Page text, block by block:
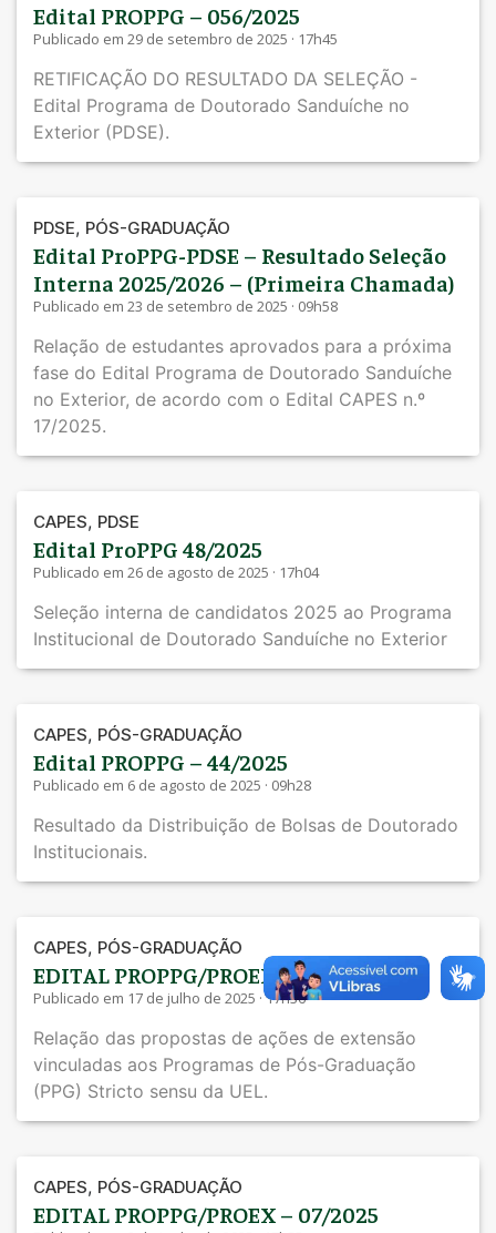
Edital PROPPG – 056/2025
Publicado em 29 de setembro de 2025 · 17h45
RETIFICAÇÃO DO RESULTADO DA SELEÇÃO -
Edital Programa de Doutorado Sanduíche no
Exterior (PDSE).
PDSE, PÓS-GRADUAÇÃO
Edital ProPPG-PDSE – Resultado Seleção
Interna 2025/2026 – (Primeira Chamada)
Publicado em 23 de setembro de 2025 · 09h58
Relação de estudantes aprovados para a próxima
fase do Edital Programa de Doutorado Sanduíche
no Exterior, de acordo com o Edital CAPES n.º
17/2025.
CAPES, PDSE
Edital ProPPG 48/2025
Publicado em 26 de agosto de 2025 · 17h04
Seleção interna de candidatos 2025 ao Programa
Institucional de Doutorado Sanduíche no Exterior
CAPES, PÓS-GRADUAÇÃO
Edital PROPPG – 44/2025
Publicado em 6 de agosto de 2025 · 09h28
Resultado da Distribuição de Bolsas de Doutorado
Institucionais.
CAPES, PÓS-GRADUAÇÃO
EDITAL PROPPG/PROEX – 08/2025
Publicado em 17 de julho de 2025 · 17h36
Relação das propostas de ações de extensão
vinculadas aos Programas de Pós-Graduação
(PPG) Stricto sensu da UEL.
CAPES, PÓS-GRADUAÇÃO
EDITAL PROPPG/PROEX – 07/2025